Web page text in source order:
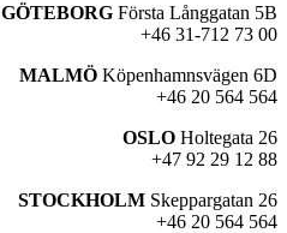
GÖTEBORG Första Långgatan 5B
+46 31-712 73 00
MALMÖ Köpenhamnsvägen 6D
+46 20 564 564
OSLO Holtegata 26
+47 92 29 12 88
STOCKHOLM Skeppargatan 26
+46 20 564 564